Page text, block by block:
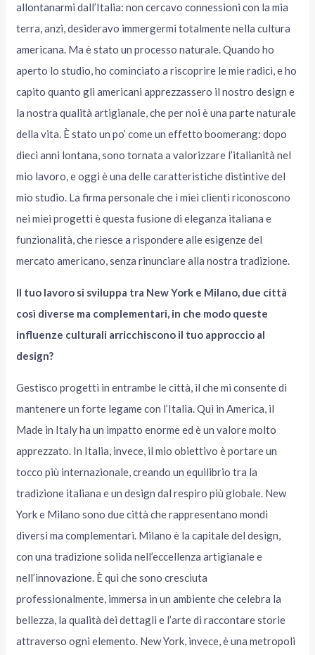
allontanarmi dall’Italia: non cercavo connessioni con la mia
terra, anzi, desideravo immergermi totalmente nella cultura
americana. Ma è stato un processo naturale. Quando ho
aperto lo studio, ho cominciato a riscoprire le mie radici, e ho
capito quanto gli americani apprezzassero il nostro design e
la nostra qualità artigianale, che per noi è una parte naturale
della vita. È stato un po’ come un effetto boomerang: dopo
dieci anni lontana, sono tornata a valorizzare l’italianità nel
mio lavoro, e oggi è una delle caratteristiche distintive del
mio studio. La firma personale che i miei clienti riconoscono
nei miei progetti è questa fusione di eleganza italiana e
funzionalità, che riesce a rispondere alle esigenze del
mercato americano, senza rinunciare alla nostra tradizione.
Il tuo lavoro si sviluppa tra New York e Milano, due città
così diverse ma complementari, in che modo queste
influenze culturali arricchiscono il tuo approccio al
design?
Gestisco progetti in entrambe le città, il che mi consente di
mantenere un forte legame con l’Italia. Qui in America, il
Made in Italy ha un impatto enorme ed è un valore molto
apprezzato. In Italia, invece, il mio obiettivo è portare un
tocco più internazionale, creando un equilibrio tra la
tradizione italiana e un design dal respiro più globale. New
York e Milano sono due città che rappresentano mondi
diversi ma complementari. Milano è la capitale del design,
con una tradizione solida nell’eccellenza artigianale e
nell’innovazione. È qui che sono cresciuta
professionalmente, immersa in un ambiente che celebra la
bellezza, la qualità dei dettagli e l’arte di raccontare storie
attraverso ogni elemento. New York, invece, è una metropoli